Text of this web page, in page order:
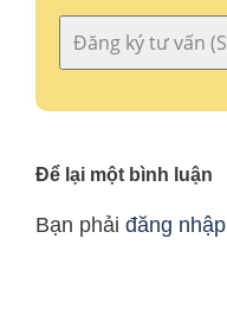
Để lại một bình luận
Bạn phải đăng nhập